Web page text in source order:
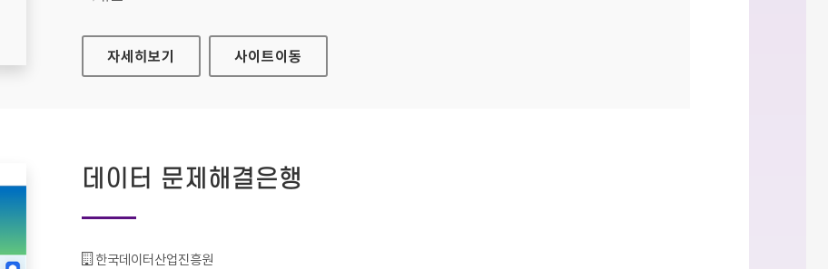
인천연구원
자세히보기 사이트이동
데이터 문제해결은행
기관명 :
한국데이터산업진흥원